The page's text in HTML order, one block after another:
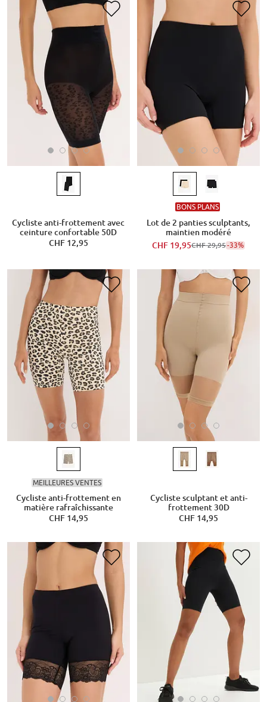
Cycliste anti-frottement avec
ceinture confortable 50D
CHF 12,95
BONS PLANS
Lot de 2 panties sculptants,
maintien modéré
CHF 19,95CHF 29,95-33%
MEILLEURES VENTES
Cycliste anti-frottement en
matière rafraîchissante
CHF 14,95
Cycliste sculptant et anti-
frottement 30D
CHF 14,95